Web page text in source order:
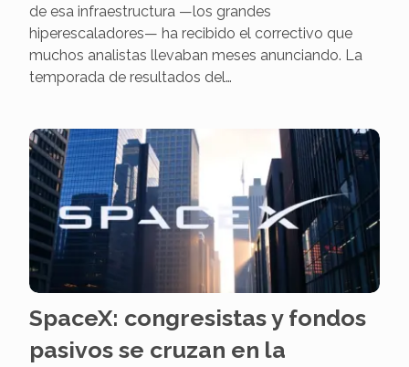
de esa infraestructura —los grandes
hiperescaladores— ha recibido el correctivo que
muchos analistas llevaban meses anunciando. La
temporada de resultados del…
SpaceX: congresistas y fondos
pasivos se cruzan en la